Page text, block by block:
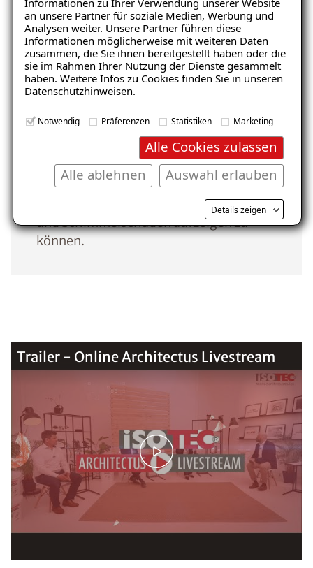
Informationen zu Ihrer Verwendung unserer Website
an unsere Partner für soziale Medien, Werbung und
Analysen weiter. Unsere Partner führen diese
Informationen möglicherweise mit weiteren Daten
zusammen, die Sie ihnen bereitgestellt haben oder die
sie im Rahmen Ihrer Nutzung der Dienste gesammelt
haben. Weitere Infos zu Cookies finden Sie in unseren
Datenschutzhinweisen.
Notwendig Präferenzen Statistiken Marketing
Alle Cookies zulassen
Auswahl erlauben
Alle ablehnen
Details zeigen
Fachveranstaltung ISOTEC-Architectus.
Per Moderation werden Sie durch das
Programm geführt, in dem Sie jetzt auch
per Livestream von unseren
renommierten Referenten und Experten
aus den unterschiedlichen Branchen,
fundiertes Know-how vermittelt
bekommen. Über den Chat können Sie
als Teilnehmer anschließend den
Experten Fragen stellen, diskutieren und
erhalten die notwendigen Antworten,
um Ihren Kunden Lösungen für Feuchte-
und Schimmelschäden aufzeigen zu
können.
Trailer - Online Architectus Livestream